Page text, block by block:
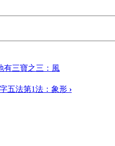
有三寶之三：風
五法第1法：象形 ›